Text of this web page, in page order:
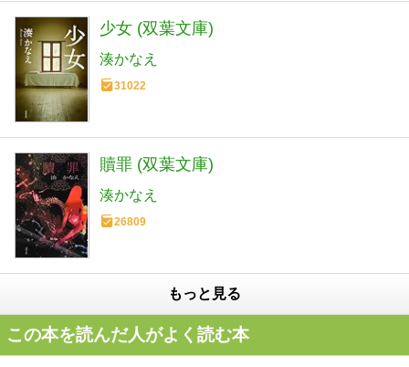
少女 (双葉文庫)
湊かなえ
31022
贖罪 (双葉文庫)
湊かなえ
26809
もっと見る
この本を読んだ人がよく読む本